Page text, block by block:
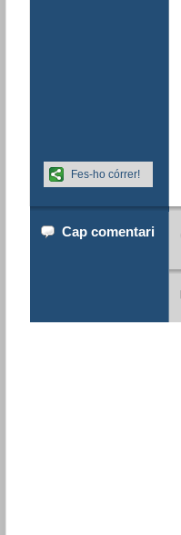
Fes-ho córrer!
Cap comentari